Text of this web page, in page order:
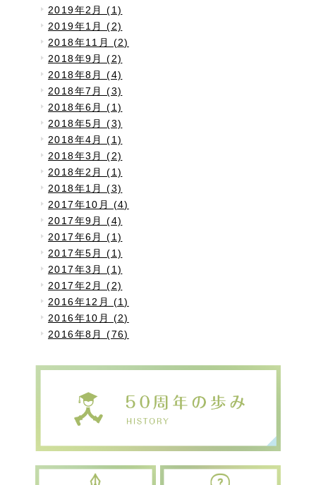
2019年2月 (1)
2019年1月 (2)
2018年11月 (2)
2018年9月 (2)
2018年8月 (4)
2018年7月 (3)
2018年6月 (1)
2018年5月 (3)
2018年4月 (1)
2018年3月 (2)
2018年2月 (1)
2018年1月 (3)
2017年10月 (4)
2017年9月 (4)
2017年6月 (1)
2017年5月 (1)
2017年3月 (1)
2017年2月 (2)
2016年12月 (1)
2016年10月 (2)
2016年8月 (76)